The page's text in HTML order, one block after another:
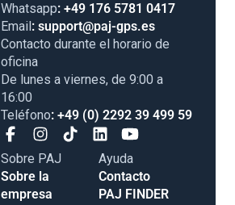
Whatsapp: +49 176 5781 0417
Email : support@paj-gps.es
Contacto durante el horario de
oficina
De lunes a viernes, de 9:00 a
16:00
Teléfono: +49 (0) 2292 39 499 59
Sobre PAJ
Sobre la
empresa
Ayuda
Contacto
PAJ FINDER